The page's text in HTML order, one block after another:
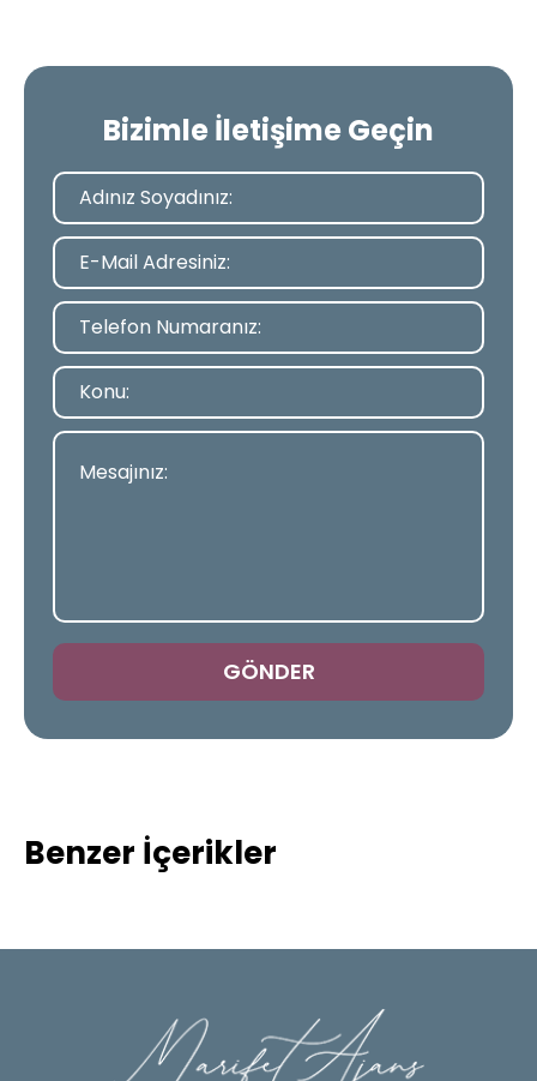
Bizimle İletişime Geçin
GÖNDER
Benzer İçerikler